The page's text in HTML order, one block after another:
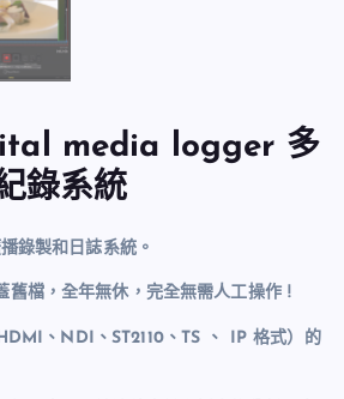
media logger 多
錄系統
錄製和日誌系統。
舊檔，全年無休，完全無需人工操作 !
、NDI、ST2110、TS 、 IP 格式）的